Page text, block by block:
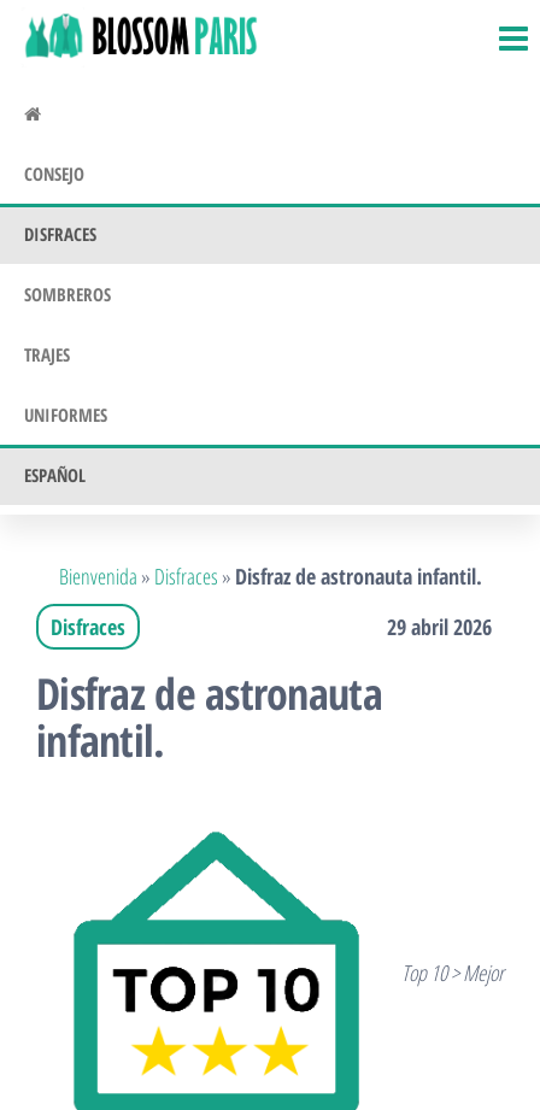
Saltar
CONSEJO
DISFRACES
SOMBREROS
TRAJES
UNIFORMES
ESPAÑOL
Bienvenida » Disfraces » Disfraz de astronauta infantil.
Disfraces
29 abril 2026
Disfraz de astronauta
infantil.
Top 10 > Mejor